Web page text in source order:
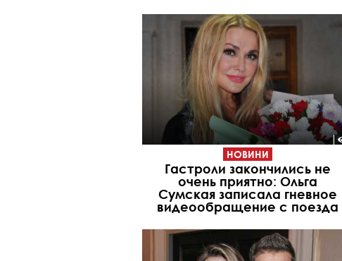
НОВИНИ
Гастроли закончились не
очень приятно: Ольга
Сумская записала гневное
видеообращение с поезда